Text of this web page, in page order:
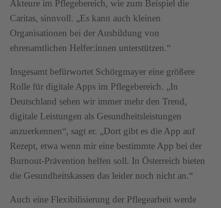
Akteure im Pflegebereich, wie zum Beispiel die
Caritas, sinnvoll. „Es kann auch kleinen
Organisationen bei der Ausbildung von
ehrenamtlichen Helfer:innen unterstützen.“
Insgesamt befürwortet Schörgmayer eine größere
Rolle für digitale Apps im Pflegebereich. „In
Deutschland sehen wir immer mehr den Trend,
digitale Leistungen als Gesundheitsleistungen
anzuerkennen“, sagt er. „Dort gibt es die App auf
Rezept, etwa wenn mir eine bestimmte App bei der
Burnout-Prävention helfen soll. In Österreich bieten
die Gesundheitskassen das leider noch nicht an.“
Auch eine Flexibilisierung der Pflegearbeit werde